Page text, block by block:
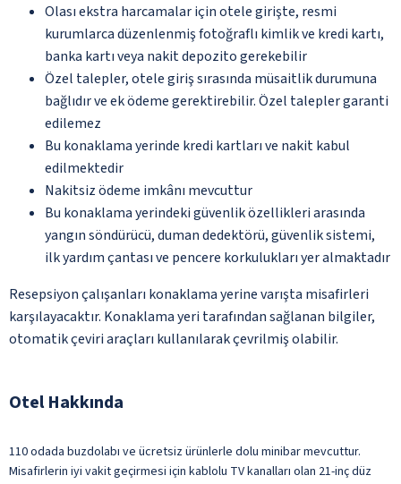
Olası ekstra harcamalar için otele girişte, resmi
kurumlarca düzenlenmiş fotoğraflı kimlik ve kredi kartı,
banka kartı veya nakit depozito gerekebilir
Özel talepler, otele giriş sırasında müsaitlik durumuna
bağlıdır ve ek ödeme gerektirebilir. Özel talepler garanti
edilemez
Bu konaklama yerinde kredi kartları ve nakit kabul
edilmektedir
Nakitsiz ödeme imkânı mevcuttur
Bu konaklama yerindeki güvenlik özellikleri arasında
yangın söndürücü, duman dedektörü, güvenlik sistemi,
ilk yardım çantası ve pencere korkulukları yer almaktadır
Resepsiyon çalışanları konaklama yerine varışta misafirleri
karşılayacaktır. Konaklama yeri tarafından sağlanan bilgiler,
otomatik çeviri araçları kullanılarak çevrilmiş olabilir.
Otel Hakkında
110 odada buzdolabı ve ücretsiz ürünlerle dolu minibar mevcuttur.
Misafirlerin iyi vakit geçirmesi için kablolu TV kanalları olan 21-inç düz